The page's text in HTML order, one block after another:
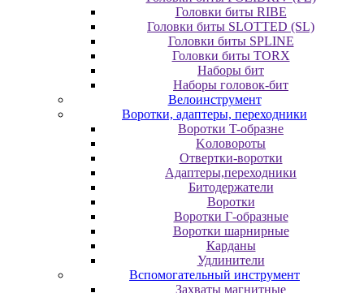
Головки биты RIBE
Головки биты SLOTTED (SL)
Головки биты SPLINE
Головки биты TORX
Наборы бит
Наборы головок-бит
Велоинструмент
Воротки, адаптеры, переходники
Bopoтки T-oбpaзне
Koлoвopoты
Oтвepтки-вopoтки
Адаптеры,переходники
Битодержатели
Воротки
Воротки Г-образные
Воротки шарнирные
Карданы
Удлинители
Вспомогательный инструмент
Захваты магнитные